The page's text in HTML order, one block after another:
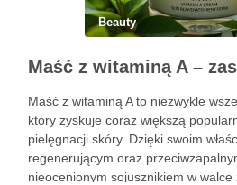
Beauty
Maść z witaminą A to niezwykle
który zyskuje coraz większą
pielęgnacji skóry. Dzięki swoim
regenerującym oraz
nieocenionym sojusznikiem w walce